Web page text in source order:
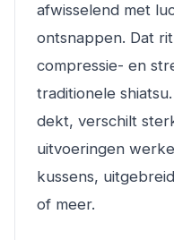
afwisselend met
ontsnappen. Dat
compressie- en
traditionele
dekt, verschilt
uitvoeringen
kussens,
of meer.